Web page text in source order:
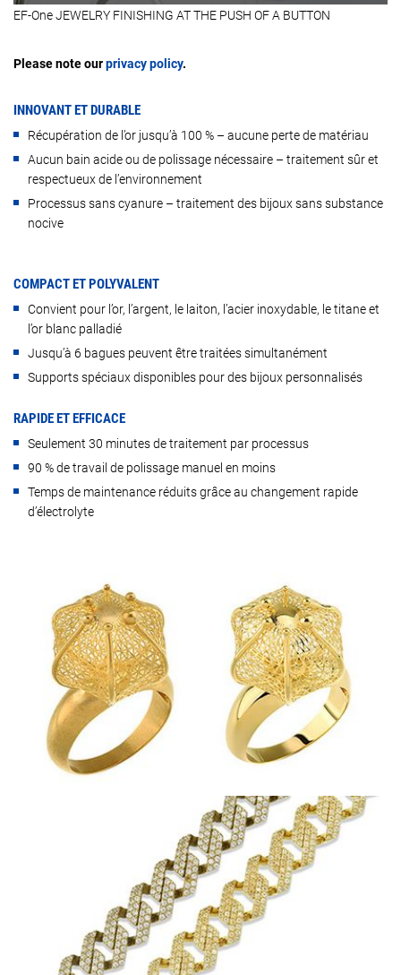
EF-One JEWELRY FINISHING AT THE PUSH OF A BUTTON
Please note ourprivacy policy.
INNOVANT ET DURABLE
Récupération de l’or jusqu’à 100 % – aucune perte de matériau
Aucun bain acide ou de polissage nécessaire – traitement sûr et
respectueux de l’environnement
Processus sans cyanure – traitement des bijoux sans substance
nocive
COMPACT ET POLYVALENT
Convient pour l’or, l’argent, le laiton, l’acier inoxydable, le titane et
l’or blanc palladié
Jusqu’à 6 bagues peuvent être traitées simultanément
Supports spéciaux disponibles pour des bijoux personnalisés
RAPIDE ET EFFICACE
Seulement 30 minutes de traitement par processus
90 % de travail de polissage manuel en moins
Temps de maintenance réduits grâce au changement rapide
d’électrolyte